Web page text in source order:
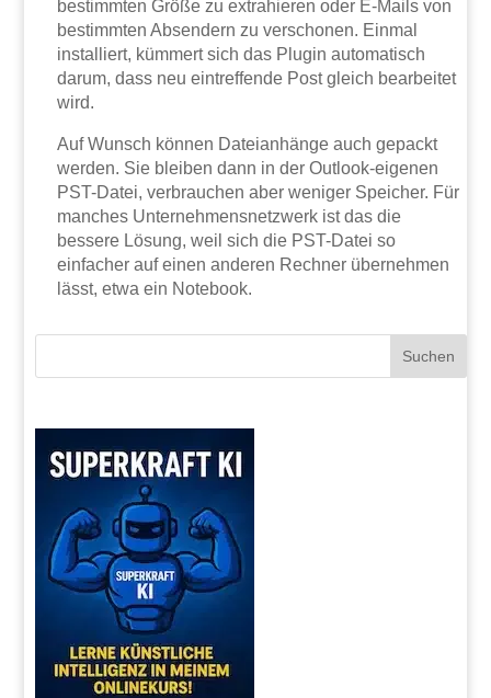
bestimmten Größe zu extrahieren oder E-Mails von
bestimmten Absendern zu verschonen. Einmal
installiert, kümmert sich das Plugin automatisch
darum, dass neu eintreffende Post gleich bearbeitet
wird.
Auf Wunsch können Dateianhänge auch gepackt
werden. Sie bleiben dann in der Outlook-eigenen
PST-Datei, verbrauchen aber weniger Speicher. Für
manches Unternehmensnetzwerk ist das die
bessere Lösung, weil sich die PST-Datei so
einfacher auf einen anderen Rechner übernehmen
lässt, etwa ein Notebook.